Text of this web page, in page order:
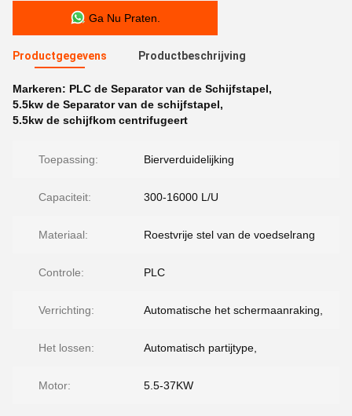
Ga Nu Praten.
Productgegevens Productbeschrijving
Markeren: PLC de Separator van de Schijfstapel,
5.5kw de Separator van de schijfstapel,
5.5kw de schijfkom centrifugeert
Toepassing: Bierverduidelijking
Capaciteit: 300-16000 L/U
Materiaal: Roestvrije stel van de voedselrang
Controle: PLC
Verrichting: Automatische het schermaanraking,
Het lossen: Automatisch partijtype,
Motor: 5.5-37KW